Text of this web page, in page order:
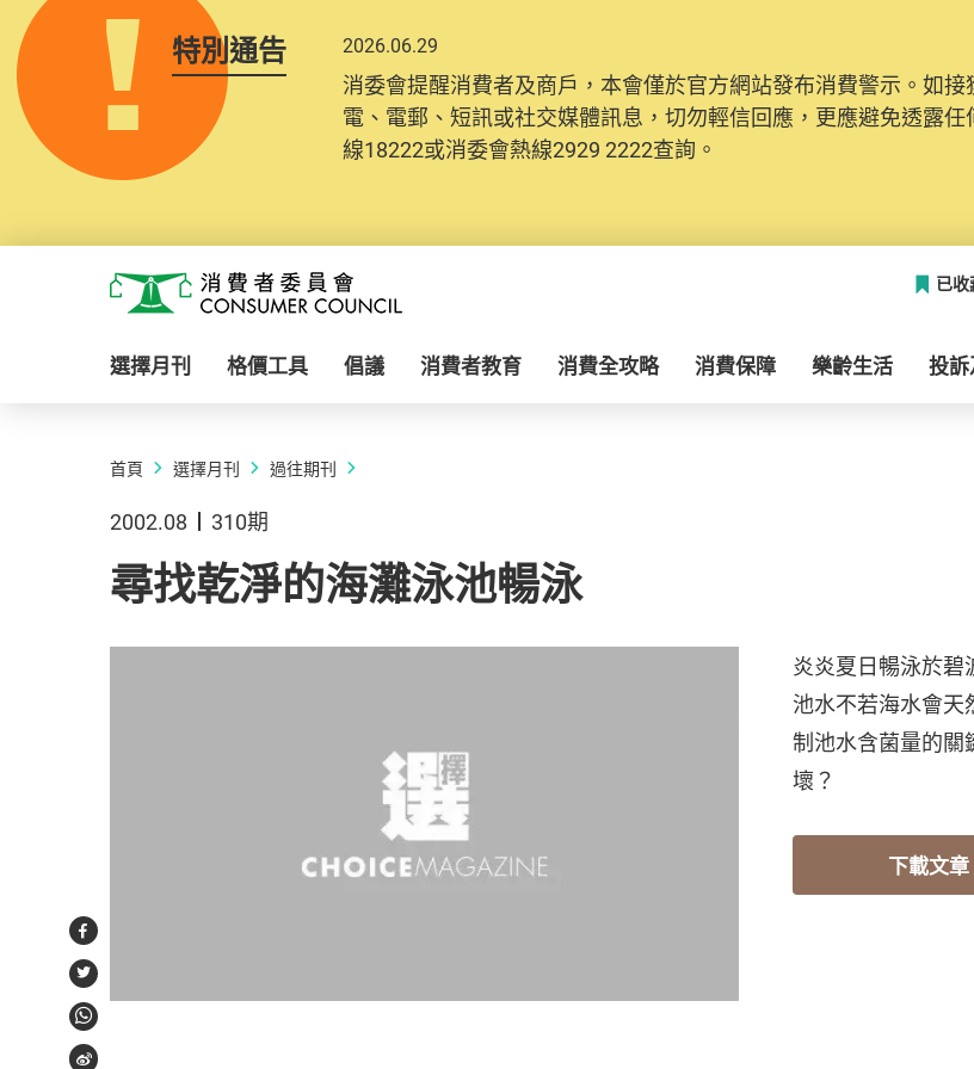
特別通告 2026.06.29
消委會提醒消費者及商戶，本會僅於官方網站發布消費警示。如
電、電郵、短訊或社交媒體訊息，切勿輕信回應，更應避免透露
線18222或消委會熱線2929 2222查詢。
消費者委員會
已
選擇月刊 格價工具 倡議 消費者教育 消費全攻略 消費保障 樂齡生活 投
首頁 選擇月刊 過往期刊
2002.08 310期
尋找乾淨的海灘泳池暢泳
炎炎夏日暢泳於
池水不若海水會
制池水含菌量的關
壞？
下載文章
Facebook
Twitter
WhatsApp